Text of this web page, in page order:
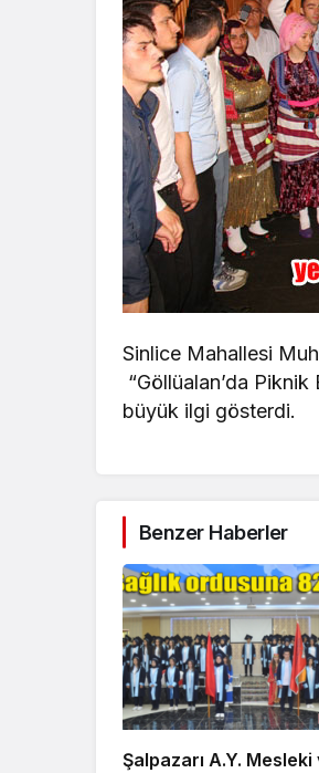
Sinlice Mahallesi
“Göllüalan’da Piknik
büyük ilgi gösterdi.
Benzer Haberler
Şalpazarı A.Y. Mesleki